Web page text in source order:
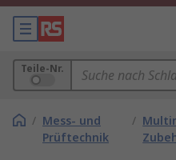
Teile-Nr.
/ Mess- und
Prüftechnik
/